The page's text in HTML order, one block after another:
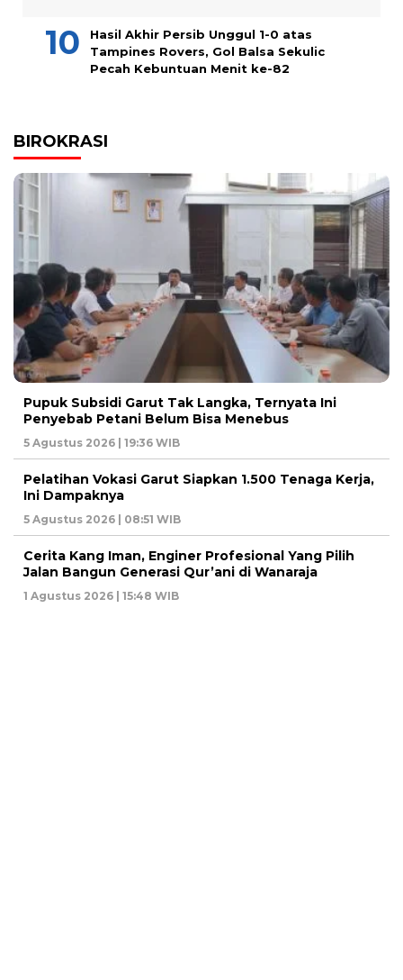
Hasil Akhir Persib Unggul 1-0 atas
Tampines Rovers, Gol Balsa Sekulic
Pecah Kebuntuan Menit ke-82
BIROKRASI
Pupuk Subsidi Garut Tak Langka, Ternyata Ini
Penyebab Petani Belum Bisa Menebus
5 Agustus 2026 | 19:36 WIB
Pelatihan Vokasi Garut Siapkan 1.500 Tenaga Kerja,
Ini Dampaknya
5 Agustus 2026 | 08:51 WIB
Cerita Kang Iman, Enginer Profesional Yang Pilih
Jalan Bangun Generasi Qur’ani di Wanaraja
1 Agustus 2026 | 15:48 WIB